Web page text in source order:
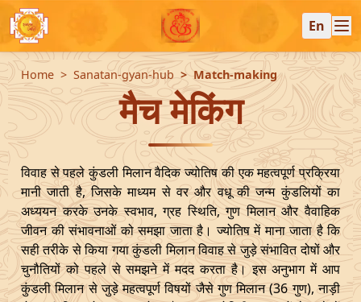
En
Home Sanatan-gyan-hub Match-making
मैच मेकिंग
विवाह से पहले कुंडली मिलान वैदिक ज्योतिष की एक महत्वपूर्ण प्रक्रिया
मानी जाती है, जिसके माध्यम से वर और वधू की जन्म कुंडलियों का
अध्ययन करके उनके स्वभाव, ग्रह स्थिति, गुण मिलान और वैवाहिक
जीवन की संभावनाओं को समझा जाता है। ज्योतिष में माना जाता है कि
सही तरीके से किया गया कुंडली मिलान विवाह से जुड़े संभावित दोषों और
चुनौतियों को पहले से समझने में मदद करता है। इस अनुभाग में आप
कुंडली मिलान से जुड़े महत्वपूर्ण विषयों जैसे गुण मिलान (36 गुण), नाड़ी